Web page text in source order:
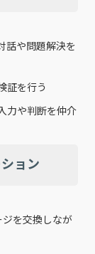
話や問題解決を
証を行う
力や判断を仲介
ョン
を交換しなが